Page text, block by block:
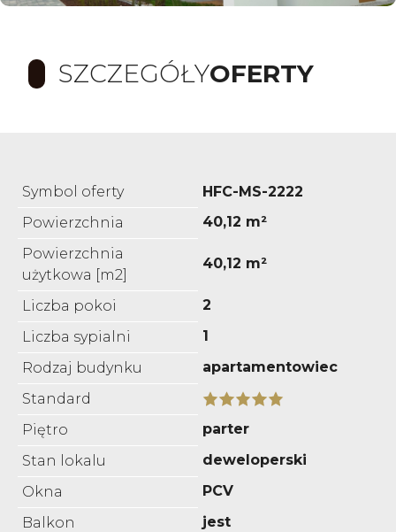
SZCZEGÓŁYOFERTY
Symbol oferty
HFC-MS-2222
Powierzchnia
40,12 m²
Powierzchnia
użytkowa [m2]
40,12 m²
Liczba pokoi
2
Liczba sypialni
1
Rodzaj budynku
apartamentowiec
Standard
Piętro
parter
Stan lokalu
deweloperski
Okna
PCV
Balkon
jest